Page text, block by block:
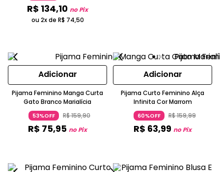
R$ 134,10 no Pix
ou 2x de R$ 74,50
Adicionar
Pijama Feminino Manga Curta
Gato Branco Marialícia
53%OFF R$159,90
R$ 75,95 no Pix
Adicionar
Pijama Curto Feminino Alça
Infinita Cor Marrom
60%OFF R$159,99
R$ 63,99 no Pix